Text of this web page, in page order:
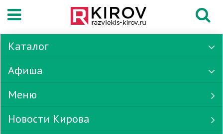
Каталог
Афиша
Меню
Новости Кирова